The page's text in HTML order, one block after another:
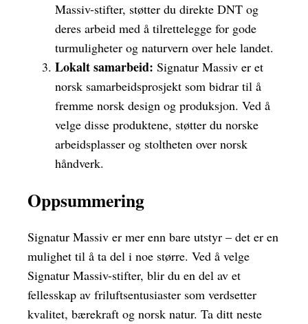
Massiv-stifter, støtter du direkte DNT og
deres arbeid med å tilrettelegge for gode
turmuligheter og naturvern over hele landet.
Lokalt samarbeid: Signatur Massiv er et
norsk samarbeidsprosjekt som bidrar til å
fremme norsk design og produksjon. Ved å
velge disse produktene, støtter du norske
arbeidsplasser og stoltheten over norsk
håndverk.
Oppsummering
Signatur Massiv er mer enn bare utstyr – det er en
mulighet til å ta del i noe større. Ved å velge
Signatur Massiv-stifter, blir du en del av et
fellesskap av friluftsentusiaster som verdsetter
kvalitet, bærekraft og norsk natur. Ta ditt neste